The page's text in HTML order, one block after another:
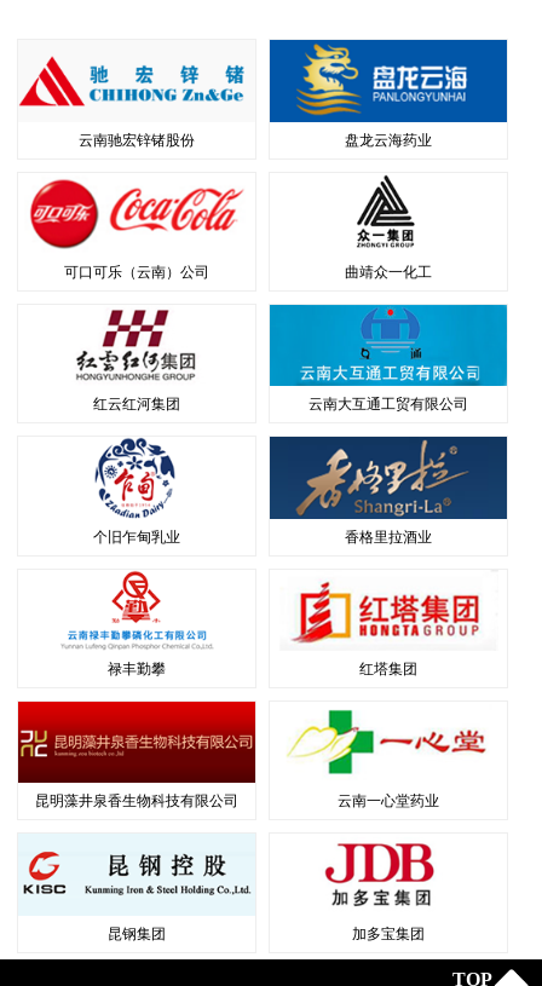
云南驰宏锌锗股份 盘龙云海药业
可口可乐（云南）公司 曲靖众一化工
红云红河集团 云南大互通工贸有限公司
个旧乍甸乳业 香格里拉酒业
禄丰勤攀 红塔集团
昆明藻井泉香生物科技有限公司 云南一心堂药业
昆钢集团 加多宝集团
TOP